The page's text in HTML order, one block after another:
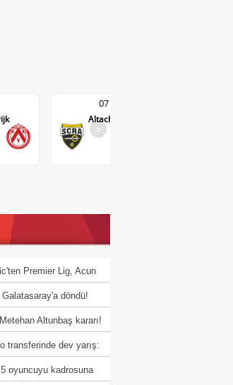
07 Ağustos
Altach-WSG Tirol
>
Premier Lig, Acun
döndü!
Altunbaş kararı!
transferinde dev yarış:
5 oyuncuyu kadrosuna